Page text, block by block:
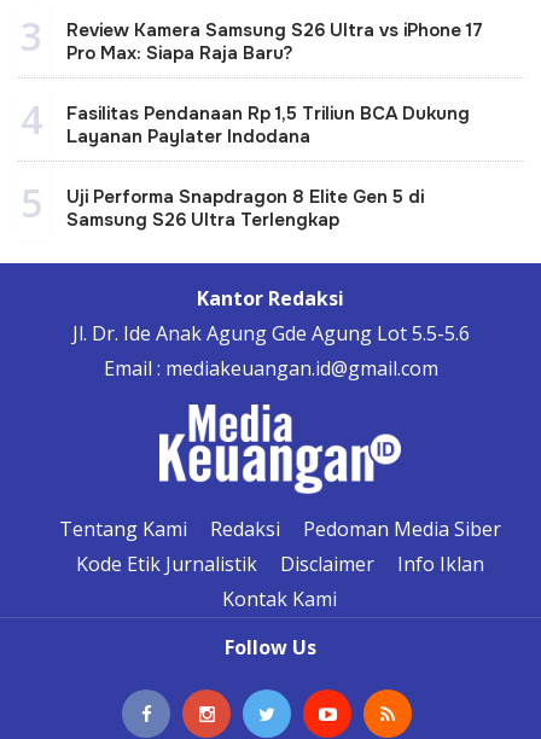
3
Review Kamera Samsung S26 Ultra vs iPhone 17
Pro Max: Siapa Raja Baru?
4
Fasilitas Pendanaan Rp 1,5 Triliun BCA Dukung
Layanan Paylater Indodana
5
Uji Performa Snapdragon 8 Elite Gen 5 di
Samsung S26 Ultra Terlengkap
Kantor Redaksi
Jl. Dr. Ide Anak Agung Gde Agung Lot 5.5-5.6
Email : mediakeuangan.id@gmail.com
Tentang Kami Redaksi
Pedoman Media Siber
Kode Etik Jurnalistik
Disclaimer
Info Iklan
Kontak Kami
Follow Us